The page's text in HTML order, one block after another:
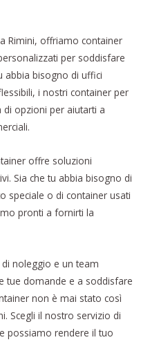
Rimini, offriamo container
per soddisfare
abbia bisogno di uffici
i nostri container per
opzioni per aiutarti a
offre soluzioni
Sia che tu abbia bisogno di
speciale o di container usati
pronti a fornirti la
noleggio e un team
tue domande e a soddisfare
non è mai stato così
Scegli il nostro servizio di
possiamo rendere il tuo